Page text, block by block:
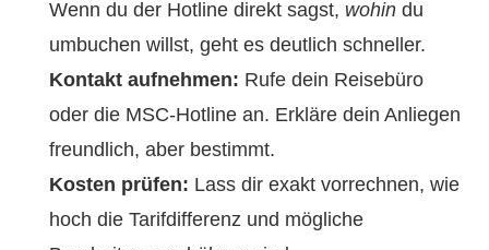
Wenn du der Hotline direkt sagst, wohin du
umbuchen willst, geht es deutlich schneller.
Kontakt aufnehmen: Rufe dein Reisebüro
oder die MSC-Hotline an. Erkläre dein Anliegen
freundlich, aber bestimmt.
Kosten prüfen: Lass dir exakt vorrechnen, wie
hoch die Tarifdifferenz und mögliche